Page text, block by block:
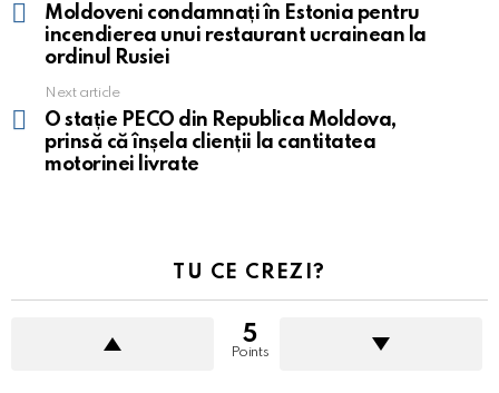
moreMoldoveni condamnați în Estonia pentru
incendierea unui restaurant ucrainean la
ordinul Rusiei
Next article
O stație PECO din Republica Moldova,
prinsă că înșela clienții la cantitatea
motorinei livrate
TU CE CREZI?
5
Points